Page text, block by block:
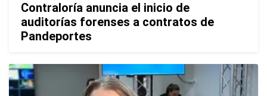
Contraloría anuncia el inicio de
auditorías forenses a contratos de
Pandeportes